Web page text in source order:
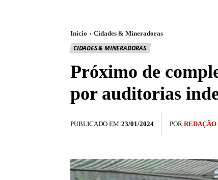
Início Cidades & Mineradoras
CIDADES & MINERADORAS
Próximo de
por auditorias
PUBLICADO EM 23/01/2024 POR REDAÇÃO